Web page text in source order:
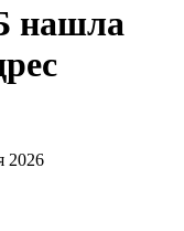
нашла
2026